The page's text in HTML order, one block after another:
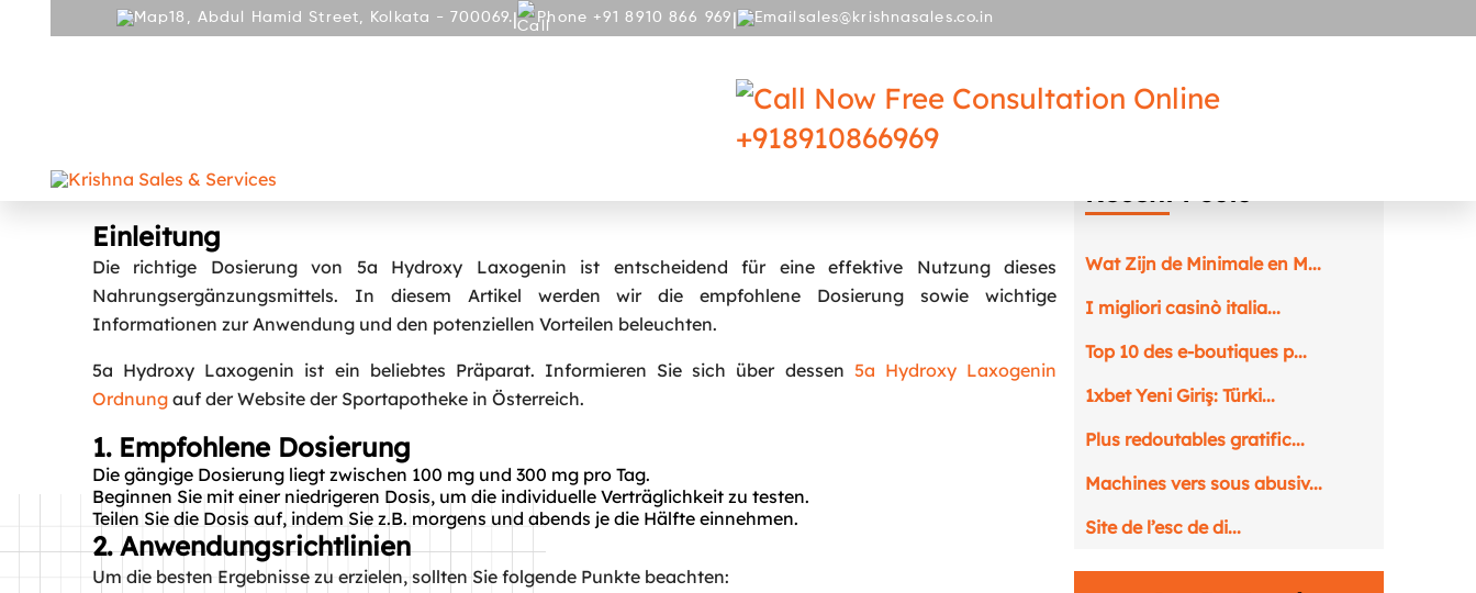
18, Abdul Hamid Street, Kolkata - 700069.| Phone +91 8910 866 969 | sales@krishnasales.co.in
Free Consultation Online
+918910866969
5a Hydroxy Laxogenin Peptid-Dosierung
Einleitung
Die richtige Dosierung von 5a Hydroxy Laxogenin ist entscheidend für eine effektive Nutzung dieses
Nahrungsergänzungsmittels. In diesem Artikel werden wir die empfohlene Dosierung sowie wichtige
Informationen zur Anwendung und den potenziellen Vorteilen beleuchten.
5a Hydroxy Laxogenin ist ein beliebtes Präparat. Informieren Sie sich über dessen 5a Hydroxy Laxogenin
Ordnung auf der Website der Sportapotheke in Österreich.
1. Empfohlene Dosierung
Die gängige Dosierung liegt zwischen 100 mg und 300 mg pro Tag.
Beginnen Sie mit einer niedrigeren Dosis, um die individuelle Verträglichkeit zu testen.
Teilen Sie die Dosis auf, indem Sie z.B. morgens und abends je die Hälfte einnehmen.
2. Anwendungsrichtlinien
Um die besten Ergebnisse zu erzielen, sollten Sie folgende Punkte beachten:
Recent Posts
Wat Zijn de Minimale en M...
I migliori casinò italia...
Top 10 des e-boutiques p...
1xbet Yeni Giriş: Türki...
Plus redoutables gratific...
Machines vers sous abusiv...
Site de l’esc de di...